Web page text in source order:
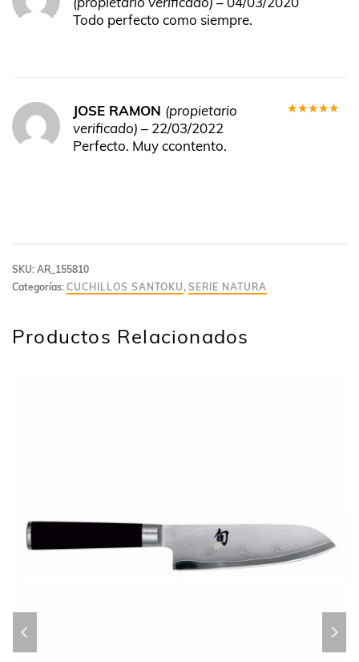
en
Todo perfecto como siempre.
JOSE RAMON (propietario
verificado) – 22/03/2022
Perfecto. Muy ccontento.
SKU: AR_155810
Categorías: CUCHILLOS SANTOKU, SERIE NATURA
Productos Relacionados